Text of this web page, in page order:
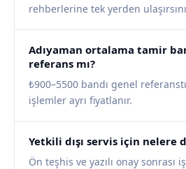
rehberlerine tek yerden
Adıyaman ortalama tamir
referans mı?
₺900–5500 bandı genel
işlemler ayrı fiyatlanır.
Yetkili dışı servis için nelere
Ön teşhis ve yazılı onay